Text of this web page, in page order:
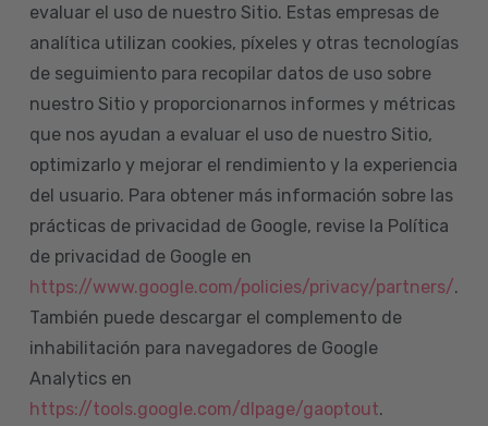
evaluar el uso de nuestro Sitio. Estas empresas de
analítica utilizan cookies, píxeles y otras tecnologías
de seguimiento para recopilar datos de uso sobre
nuestro Sitio y proporcionarnos informes y métricas
que nos ayudan a evaluar el uso de nuestro Sitio,
optimizarlo y mejorar el rendimiento y la experiencia
del usuario. Para obtener más información sobre las
prácticas de privacidad de Google, revise la Política
de privacidad de Google en
https://www.google.com/policies/privacy/partners/.
También puede descargar el complemento de
inhabilitación para navegadores de Google
Analytics en
https://tools.google.com/dlpage/gaoptout.